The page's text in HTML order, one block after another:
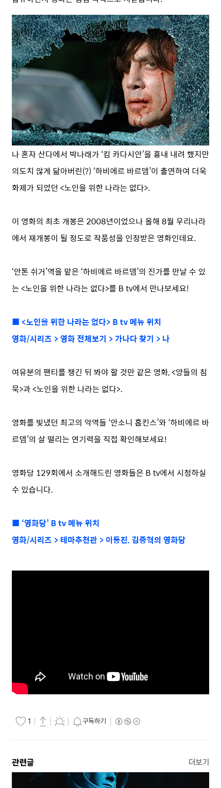
나 혼자 산다에서 박나래가 ‘킴 카다시안’을 흉내 내려 했지만
의도치 않게 닮아버린(?) ‘하비에르 바르뎀’이 출연하여 더욱
화제가 되었던 <노인을 위한 나라는 없다>.
이 영화의 최초 개봉은 2008년이었으나 올해 8월 우리나라
에서 재개봉이 될 정도로 작품성을 인정받은 영화인데요.
‘안톤 쉬거’역을 맡은 ‘하비에르 바르뎀’의 진가를 만날 수 있
는 <노인을 위한 나라는 없다>를 B tv에서 만나보세요!
■ <노인을 위한 나라는 없다> B tv 메뉴 위치
영화/시리즈 > 영화 전체보기 > 가나다 찾기 > 나
여유분의 팬티를 챙긴 뒤 봐야 할 것만 같은 영화, <양들의 침
묵>과 <노인을 위한 나라는 없다>.
영화를 빛냈던 최고의 악역들 ‘안소니 홉킨스’와 ‘하비에르 바
르뎀’의 살 떨리는 연기력을 직접 확인해보세요!
영화당 129회에서 소개해드린 영화들은 B tv에서 시청하실
수 있습니다.
■ ‘영화당’ B tv 메뉴 위치
영화/시리즈 > 테마추천관 > 이동진, 김중혁의 영화당
1 구독하기
관련글 더보기